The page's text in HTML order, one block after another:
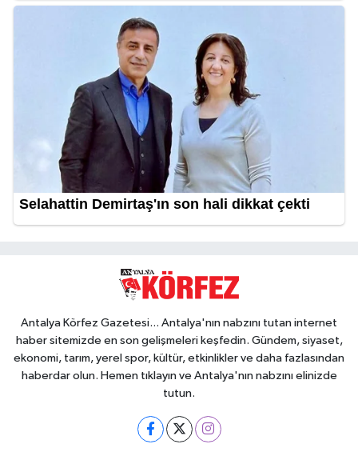
Antalya Körfez Gazetesi... Antalya'nın nabzını tutan internet
haber sitemizde en son gelişmeleri keşfedin. Gündem, siyaset,
ekonomi, tarım, yerel spor, kültür, etkinlikler ve daha fazlasından
haberdar olun. Hemen tıklayın ve Antalya'nın nabzını elinizde
tutun.